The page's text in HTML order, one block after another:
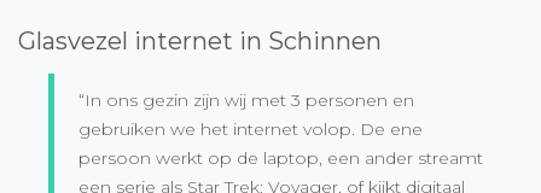
Glasvezel internet in Schinnen
“In ons gezin zijn wij met 3 personen en
gebruiken we het internet volop. De ene
persoon werkt op de laptop, een ander streamt
een serie als Star Trek: Voyager, of kijkt digitaal